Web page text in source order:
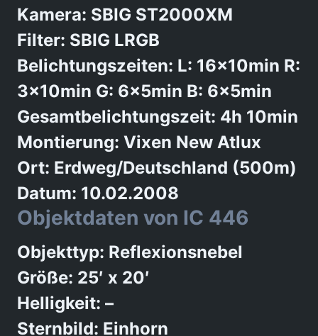
Kamera: SBIG ST2000XM
Filter: SBIG LRGB
Belichtungszeiten: L: 16x10min R:
3x10min G: 6x5min B: 6x5min
Gesamtbelichtungszeit: 4h 10min
Montierung: Vixen New Atlux
Ort: Erdweg/Deutschland (500m)
Datum: 10.02.2008
Objektdaten von IC 446
Objekttyp: Reflexionsnebel
Größe: 25′ x 20′
Helligkeit: –
Sternbild: Einhorn